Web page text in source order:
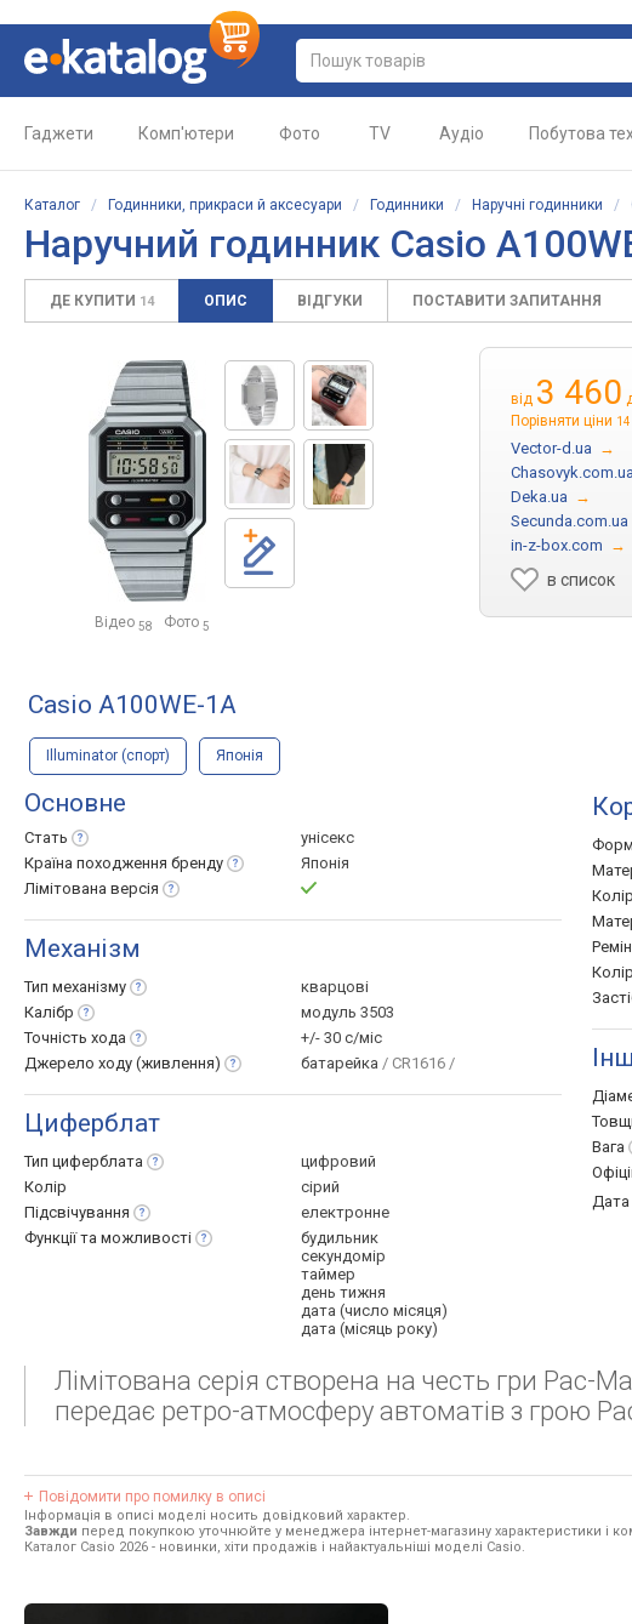
Гаджети Комп'ютери Фото TV Аудіо Побутова
Каталог / Годинники, прикраси й аксесуари / Годинники / Наручні годинники /
Наручний годинник Casio
ДЕ КУПИТИ 14 ОПИС ВІДГУКИ ПОСТАВИТИ ЗАПИТАННЯ
Відео 58 Фото 5
від 3 460
Порівняти ціни 14
Vector-d.ua →
Chasovyk.com.ua
Deka.ua →
Secunda.com.ua
in-z-box.com →
в список
Casio A100WE-1A
Illuminator (спорт) Японія
Основне
Стать
унісекс
Країна походження бренду
Японія
Лімітована версія
Механізм
Тип механізму
кварцові
Калібр
модуль 3503
Точність хода
+/- 30 с/міс
Джерело ходу (живлення) батарейка / CR1616 /
Циферблат
Тип циферблата
цифровий
Колір
сірий
Підсвічування
електронне
Функції та можливості
будильник
секундомір
таймер
день тижня
дата (число місяця)
дата (місяць року)
Колір
Колір
Вага
Дата
Лімітована серія створена на честь гри Pac-
передає ретро-атмосферу автоматів з грою
Повідомити про помилку в описі
Інформація в описі моделі носить довідковий характер.
Завжди перед покупкою уточнюйте у менеджера інтернет-магазину характеристики і
Каталог Casio 2026 - новинки, хіти продажів і найактуальніші моделі Casio.